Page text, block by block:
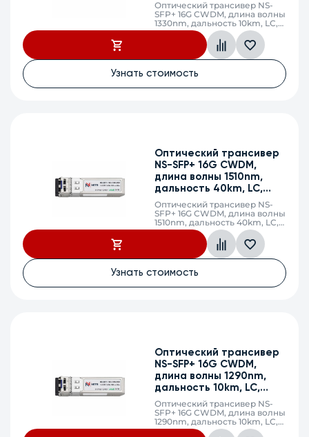
Оптический трансивер NS-
SFP+ 16G CWDM, длина волны
1330nm, дальность 10km, LC,
DDM
Узнать стоимость
Оптический трансивер
NS-SFP+ 16G CWDM,
длина волны 1510nm,
дальность 40km, LC,
DDM
Оптический трансивер NS-
SFP+ 16G CWDM, длина волны
1510nm, дальность 40km, LC,
DDM
Узнать стоимость
Оптический трансивер
NS-SFP+ 16G CWDM,
длина волны 1290nm,
дальность 10km, LC,
DDM
Оптический трансивер NS-
SFP+ 16G CWDM, длина волны
1290nm, дальность 10km, LC,
DDM